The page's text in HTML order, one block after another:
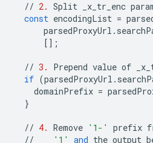
// 2. Split _x_tr_enc
const encodingList =
parsedProxyUrl .
[];
// 3. Prepend value of
if (parsedProxyUrl .
domainPrefix =
}
// 4. Remove '1-' prefix
//
'1' and the output